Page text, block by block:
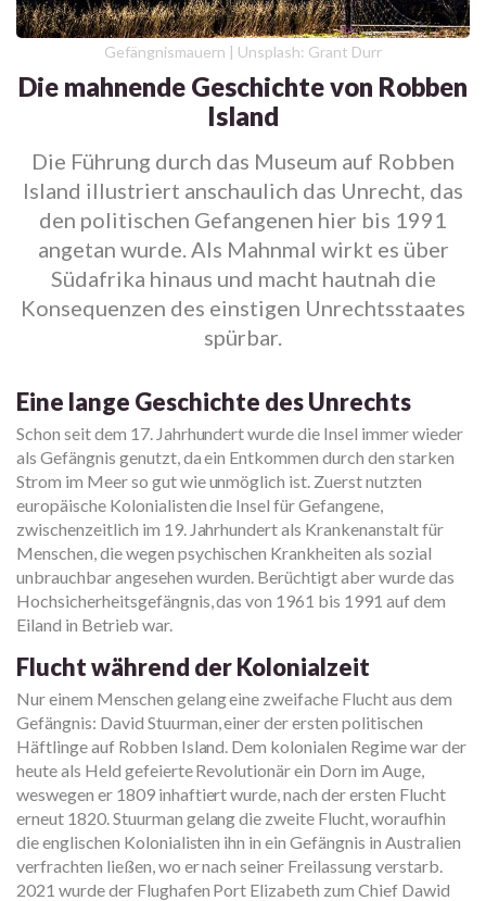
Gefängnismauern | Unsplash: Grant Durr
Die mahnende Geschichte von Robben
Island
Die Führung durch das Museum auf Robben
Island illustriert anschaulich das Unrecht, das
den politischen Gefangenen hier bis 1991
angetan wurde. Als Mahnmal wirkt es über
Südafrika hinaus und macht hautnah die
Konsequenzen des einstigen Unrechtsstaates
spürbar.
Eine lange Geschichte des Unrechts
Schon seit dem 17. Jahrhundert wurde die Insel immer wieder
als Gefängnis genutzt, da ein Entkommen durch den starken
Strom im Meer so gut wie unmöglich ist. Zuerst nutzten
europäische Kolonialisten die Insel für Gefangene,
zwischenzeitlich im 19. Jahrhundert als Krankenanstalt für
Menschen, die wegen psychischen Krankheiten als sozial
unbrauchbar angesehen wurden. Berüchtigt aber wurde das
Hochsicherheitsgefängnis, das von 1961 bis 1991 auf dem
Eiland in Betrieb war.
Flucht während der Kolonialzeit
Nur einem Menschen gelang eine zweifache Flucht aus dem
Gefängnis: David Stuurman, einer der ersten politischen
Häftlinge auf Robben Island. Dem kolonialen Regime war der
heute als Held gefeierte Revolutionär ein Dorn im Auge,
weswegen er 1809 inhaftiert wurde, nach der ersten Flucht
erneut 1820. Stuurman gelang die zweite Flucht, woraufhin
die englischen Kolonialisten ihn in ein Gefängnis in Australien
verfrachten ließen, wo er nach seiner Freilassung verstarb.
2021 wurde der Flughafen Port Elizabeth zum Chief Dawid